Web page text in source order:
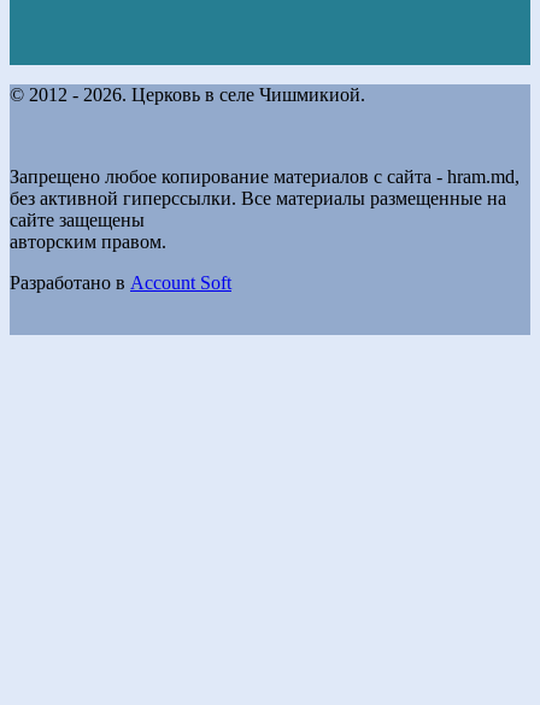
© 2012 - 2026. Церковь в селе Чишмикиой.
Запрещено любое копирование материалов с сайта - hram.md,
без активной гиперссылки. Все материалы размещенные на
сайте защещены
авторским правом.
Разработано в Account Soft